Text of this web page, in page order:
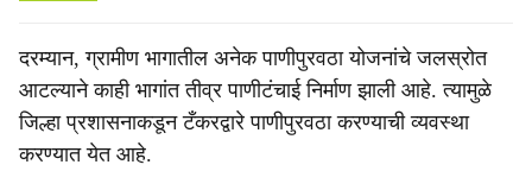
दरम्यान, ग्रामीण भागातील अनेक पाणीपुरवठा योजनांचे जलस्रोत
आटल्याने काही भागांत तीव्र पाणीटंचाई निर्माण झाली आहे. त्यामुळे
जिल्हा प्रशासनाकडून टँकरद्वारे पाणीपुरवठा करण्याची व्यवस्था
करण्यात येत आहे.